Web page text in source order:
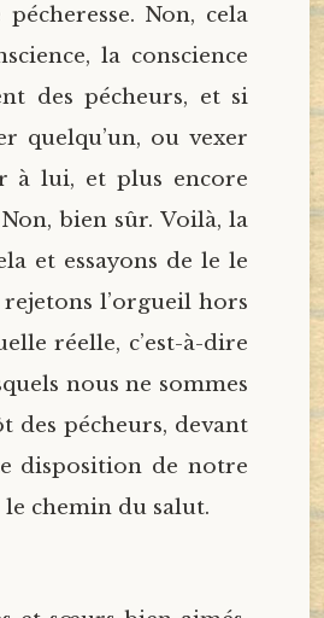
Non, cela
la conscience
des pécheurs, et si
quelqu’un, ou vexer
à lui, et plus encore
bien sûr. Voilà, la
et essayons de le le
l’orgueil hors
réelle, c’est-à-dire
nous ne sommes
des pécheurs, devant
disposition de notre
chemin du salut.